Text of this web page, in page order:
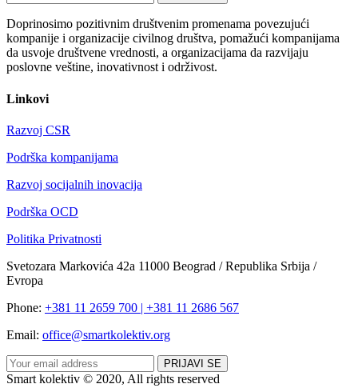
Doprinosimo pozitivnim društvenim promenama povezujući
kompanije i organizacije civilnog društva, pomažući kompanijama
da usvoje društvene vrednosti, a organizacijama da razvijaju
poslovne veštine, inovativnost i održivost.
Linkovi
Razvoj CSR
Podrška kompanijama
Razvoj socijalnih inovacija
Podrška OCD
Politika Privatnosti
Svetozara Markovića 42a 11000 Beograd / Republika Srbija /
Evropa
Phone: +381 11 2659 700 | +381 11 2686 567
Email: office@smartkolektiv.org
Smart kolektiv © 2020, All rights reserved